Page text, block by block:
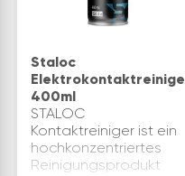
Staloc
Elektrokontaktreiniger
400ml
STALOC
Kontaktreiniger ist ein
hochkonzentriertes
Reinigungsprodukt